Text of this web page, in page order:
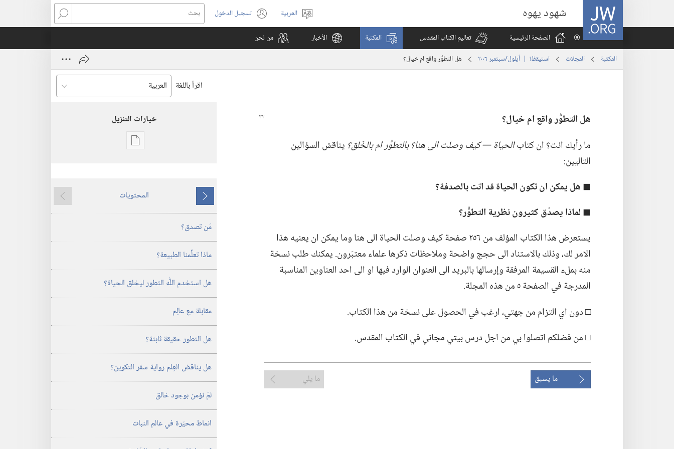
JW.ORG شهود يهوه
اختر
اللغة
العربية تسجيل الدخول
(يفتح
نافذة
بحث
الصفحة الرئيسية
تعاليم الكتاب المقدس المكتبة الأخبار من نحن
المكتبة المجلات استيقظ‏!‏ | ‏‎أيلول/سبتمبر‏ ‏‎٢٠٠٦‏ هل التطوُّر واقع ام خيال؟‏
اقرأ باللغة
هل التطوُّر واقعامخيال؟‏
ما رأيك انت؟‏ ان كتابالحياة —‏ كيف وصلت الى هنا؟‏ بالتطوُّرامبالخَلق؟‏ يناقش السؤالين
التاليين:‏
◼هل يمكن ان تكون الحياة قد اتت بالصدفة؟‏
◼لماذا يصدّق كثيرون نظرية التطوُّر؟‏
يستعرض هذا الكتاب المؤلف من ٢٥٦ صفحة كيف وصلت الحياة الى هنا وما يمكن ان يعنيه هذا
الامر لك،‏ وذلك بالاستناد الى حجج واضحة وملاحظات ذكرها علماء معتبَرون.‏ يمكنك طلب نسخة
منه بملء القسيمة المرفقة وإرسالها بالبريد الى العنوان الوارد فيها او الى احد العناوين المناسبة
المدرجة في الصفحة ٥ من هذه المجلة.‏
□ دون اي التزام من جهتي،‏ ارغب في الحصول على نسخة من هذا الكتاب.‏
□ من فضلكم اتصلوا بي من اجل درس بيتي مجاني في الكتاب المقدس.‏
ما يسبق ما يلي
خيارات التنزيل
خيارات
‏‎أيلول/
سبتمبر‏
ما
يسبق
المحتويات
ما
يلي
مَن تصدق؟‏
ماذا تعلِّمنا الطبيعة؟‏
هل استخدم اللّٰه التطور ليخلق الحياة؟‏
مقابلة مع عالِم
هل التطور حقيقة ثابتة؟‏
هل يناقض العِلم رواية سفر التكوين؟‏
لمَ نؤمن بوجود خالق
انماط محيّرة في عالم النبات